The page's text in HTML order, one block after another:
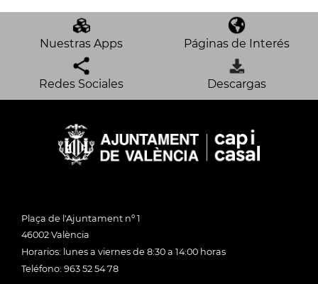
Nuestras Apps Páginas de Interés
Redes Sociales Descargas
Plaça de l'Ajuntament nº 1
46002 València
Horarios: lunes a viernes de 8:30 a 14:00 horas
Teléfono: 963 52 54 78